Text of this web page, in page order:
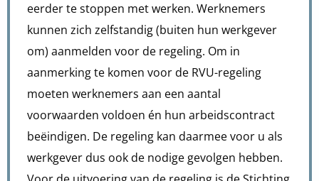
eerder te stoppen met werken. Werknemers
kunnen zich zelfstandig (buiten hun werkgever
om) aanmelden voor de regeling. Om in
aanmerking te komen voor de RVU-regeling
moeten werknemers aan een aantal
voorwaarden voldoen én hun arbeidscontract
beëindigen. De regeling kan daarmee voor u als
werkgever dus ook de nodige gevolgen hebben.